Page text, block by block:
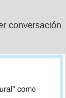
conversación